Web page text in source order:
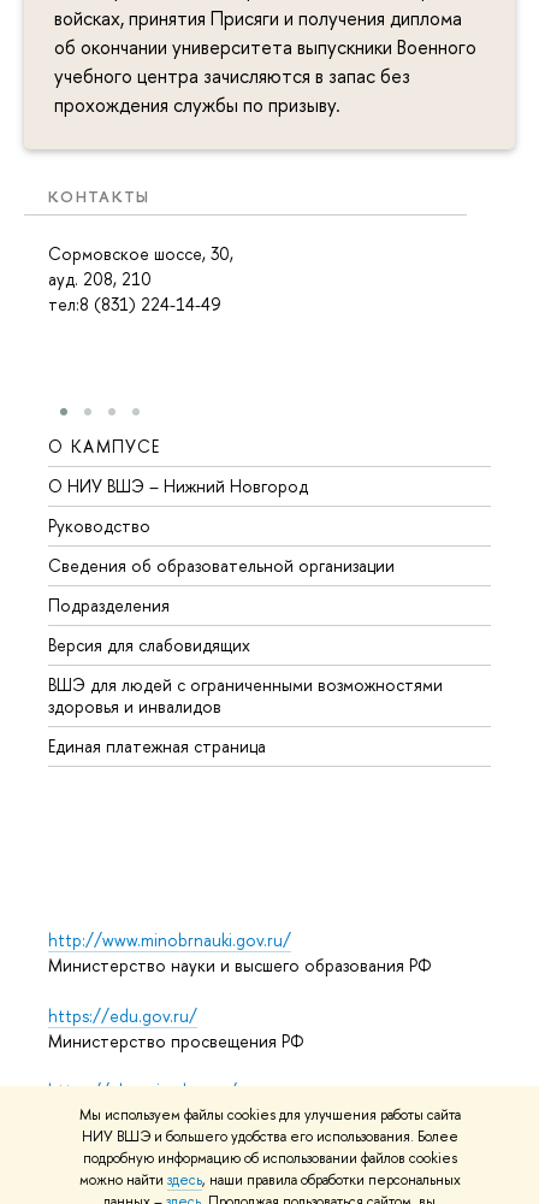
Мы используем файлы cookies для улучшения работы сайта
НИУ ВШЭ и большего удобства его использования. Более
подробную информацию об использовании файлов cookies
можно найти здесь, наши правила обработки персональных
войсках, принятия Присяги и получения диплома
об окончании университета выпускники Военного
учебного центра зачисляются в запас без
прохождения службы по призыву.
КОНТАКТЫ
Сормовское шоссе, 30,
ауд. 208, 210
тел:8 (831) 224-14-49
О КАМПУСЕ
О НИУ ВШЭ – Нижний Новгород
Руководство
Сведения об образовательной организации
Подразделения
Версия для слабовидящих
ВШЭ для людей с ограниченными возможностями
здоровья и инвалидов
Единая платежная страница
http://www.minobrnauki.gov.ru/
Министерство науки и высшего образования РФ
https://edu.gov.ru/
Министерство просвещения РФ
https://elearning.hse.ru/mooc
Массовые открытые онлайн-курсы